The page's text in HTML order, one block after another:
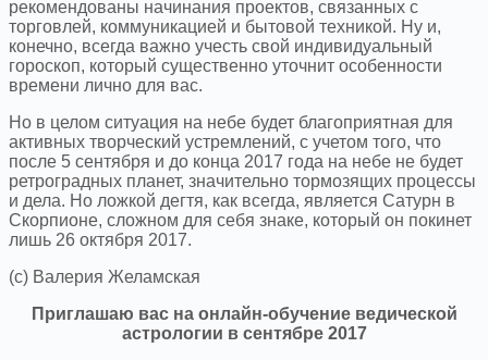
рекомендованы начинания проектов, связанных с
торговлей, коммуникацией и бытовой техникой. Ну и,
конечно, всегда важно учесть свой индивидуальный
гороскоп, который существенно уточнит особенности
времени лично для вас.
Но в целом ситуация на небе будет благоприятная для
активных творческий устремлений, с учетом того, что
после 5 сентября и до конца 2017 года на небе не будет
ретроградных планет, значительно тормозящих процессы
и дела. Но ложкой дегтя, как всегда, является Сатурн в
Скорпионе, сложном для себя знаке, который он покинет
лишь 26 октября 2017.
(с) Валерия Желамская
Приглашаю вас на онлайн-обучение ведической
астрологии в сентябре 2017